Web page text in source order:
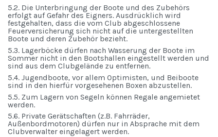
5.2. Die Unterbringung der Boote und des Zubehörs
erfolgt auf Gefahr des Eigners. Ausdrücklich wird
festgehalten, dass die vom Club abgeschlossene
Feuerversicherung sich nicht auf die untergestellten
Boote und deren Zubehör bezieht.
5.3. Lagerböcke dürfen nach Wasserung der Boote im
Sommer nicht in den Bootshallen eingestellt werden und
sind aus dem Clubgelände zu entfernen.
5.4. Jugendboote, vor allem Optimisten, und Beiboote
sind in den hierfür vorgesehenen Boxen abzustellen.
5.5. Zum Lagern von Segeln können Regale angemietet
werden.
5.6. Private Gerätschaften (z.B. Fahrräder,
Außenbordmotoren) dürfen nur in Absprache mit dem
Clubverwalter eingelagert werden.